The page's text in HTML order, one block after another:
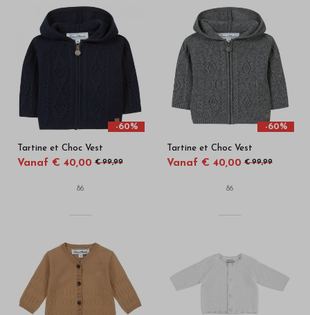
-60%
Tartine et Choc Vest
Vanaf € 40,00 € 99,99
86
-60%
Tartine et Choc Vest
Vanaf € 40,00 € 99,99
86